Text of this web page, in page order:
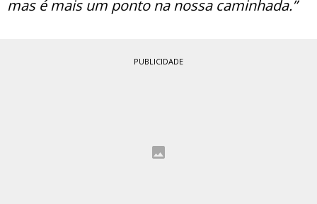
mas é mais um ponto na nossa caminhada.”
PUBLICIDADE